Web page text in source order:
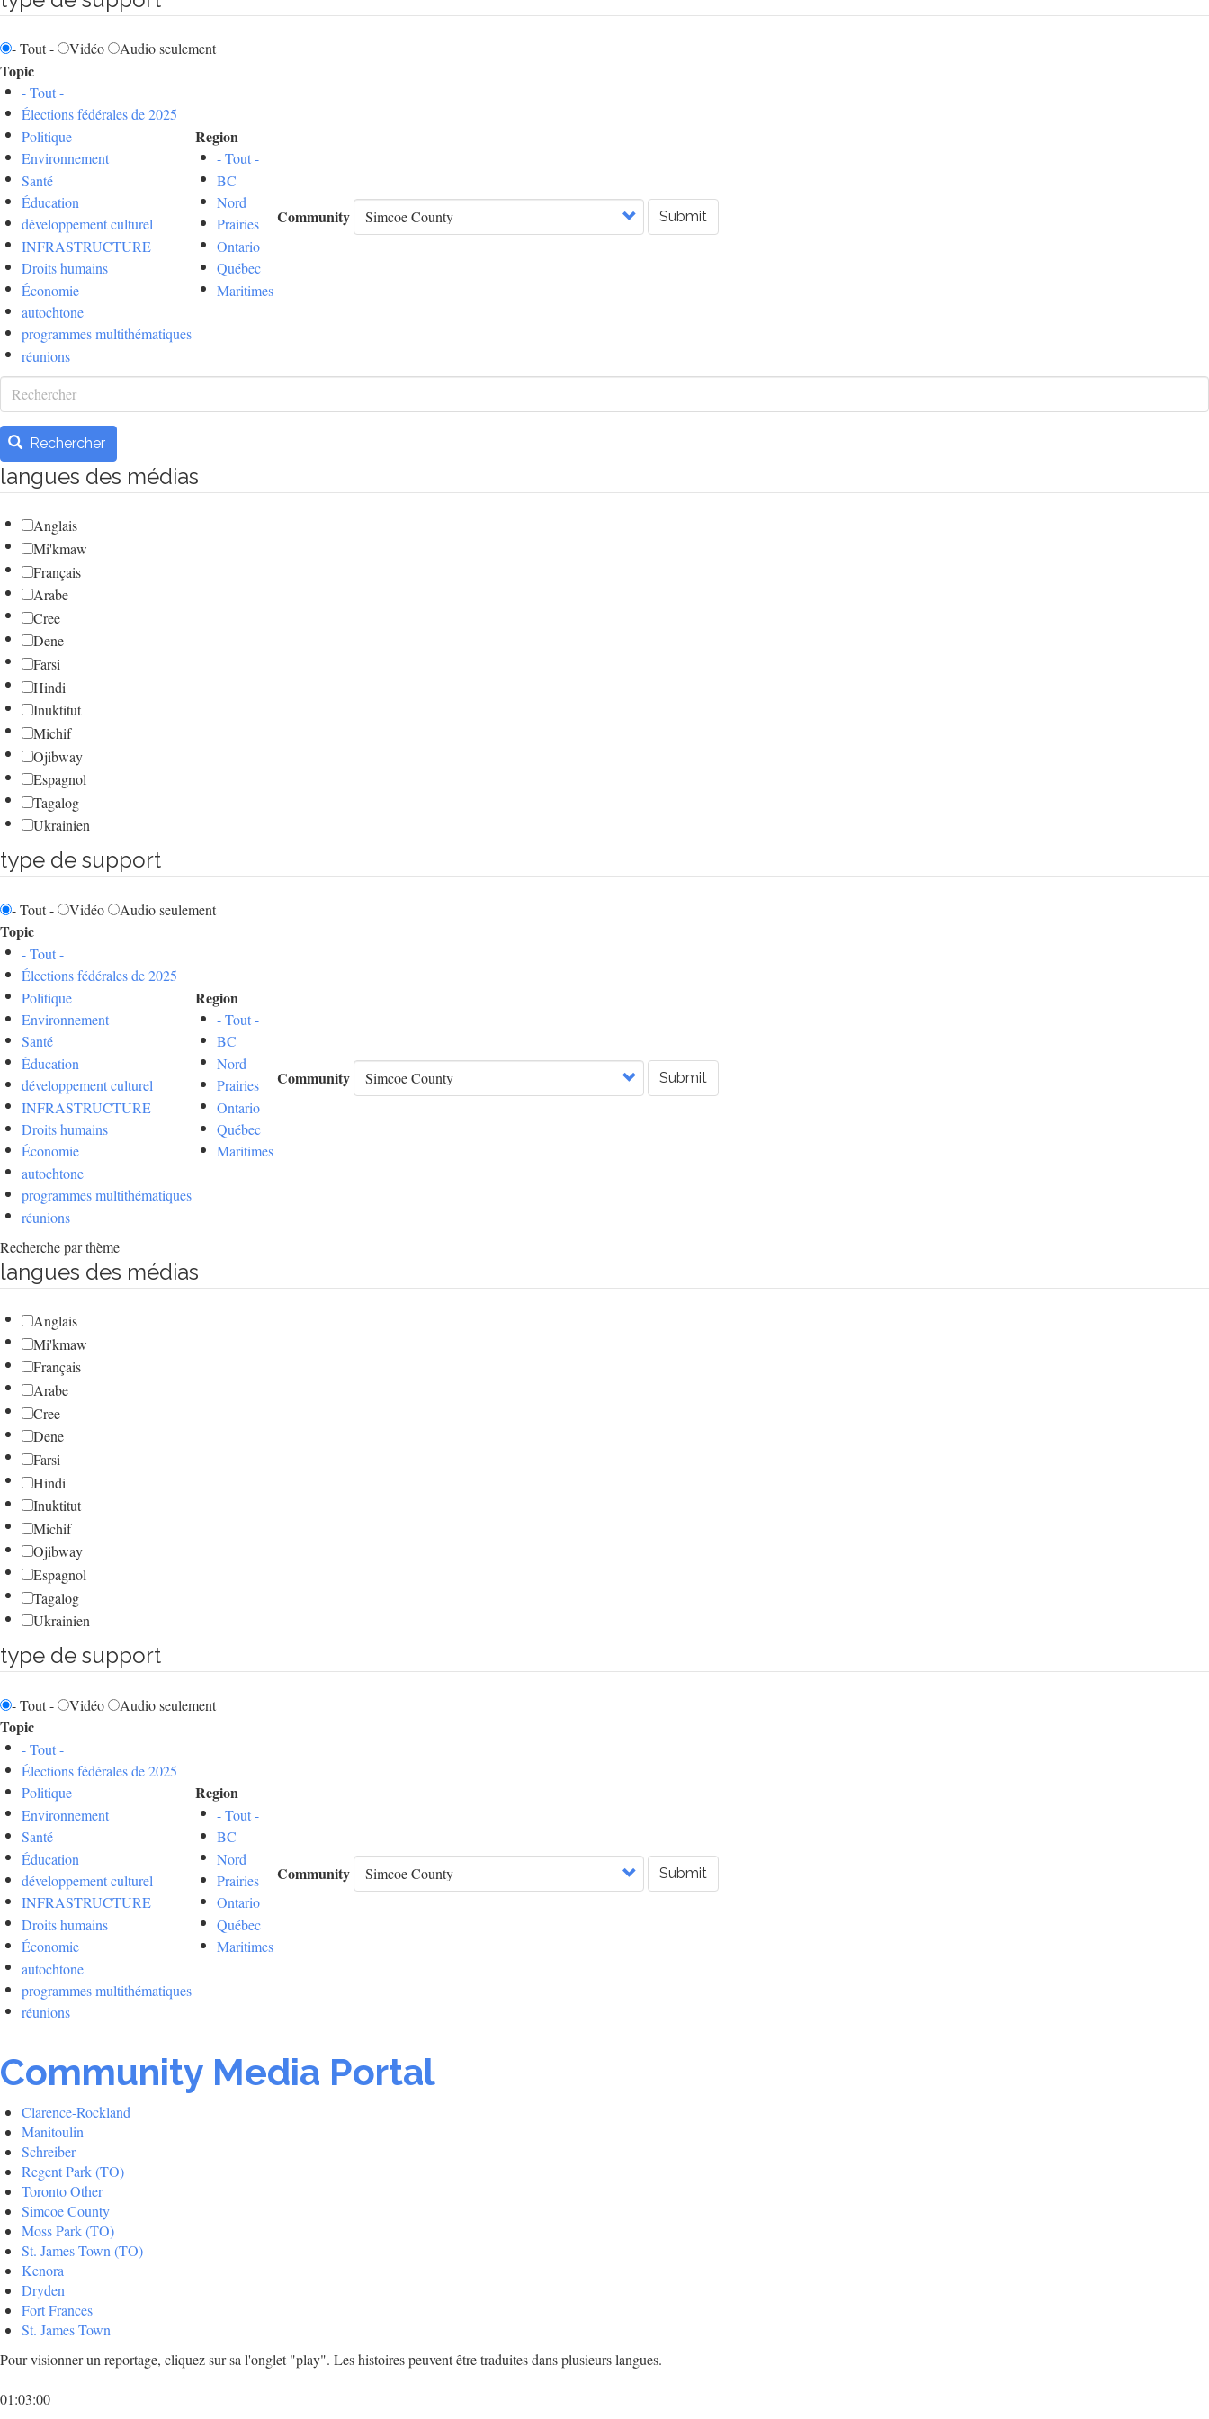
- Tout - Vidéo Audio seulement
Topic
- Tout -
Élections fédérales de 2025
Politique
Environnement
Santé
Éducation
développement culturel
INFRASTRUCTURE
Droits humains
Économie
autochtone
programmes multithématiques
réunions
Region
- Tout -
BC
Nord
Prairies
Ontario
Québec
Maritimes
Community Submit
Rechercher
Rechercher
langues des médias
Anglais
Mi'kmaw
Français
Arabe
Cree
Dene
Farsi
Hindi
Inuktitut
Michif
Ojibway
Espagnol
Tagalog
Ukrainien
type de support
- Tout - Vidéo Audio seulement
Topic
- Tout -
Élections fédérales de 2025
Politique
Environnement
Santé
Éducation
développement culturel
INFRASTRUCTURE
Droits humains
Économie
autochtone
programmes multithématiques
réunions
Region
- Tout -
BC
Nord
Prairies
Ontario
Québec
Maritimes
Community Submit
Recherche par thème
langues des médias
Anglais
Mi'kmaw
Français
Arabe
Cree
Dene
Farsi
Hindi
Inuktitut
Michif
Ojibway
Espagnol
Tagalog
Ukrainien
type de support
- Tout - Vidéo Audio seulement
Topic
- Tout -
Élections fédérales de 2025
Politique
Environnement
Santé
Éducation
développement culturel
INFRASTRUCTURE
Droits humains
Économie
autochtone
programmes multithématiques
réunions
Region
- Tout -
BC
Nord
Prairies
Ontario
Québec
Maritimes
Community Submit
Community Media Portal
Clarence-Rockland
Manitoulin
Schreiber
Regent Park (TO)
Toronto Other
Simcoe County
Moss Park (TO)
St. James Town (TO)
Kenora
Dryden
Fort Frances
St. James Town
Pour visionner un reportage, cliquez sur sa l'onglet "play". Les histoires peuvent être traduites dans plusieurs langues.
01:03:00